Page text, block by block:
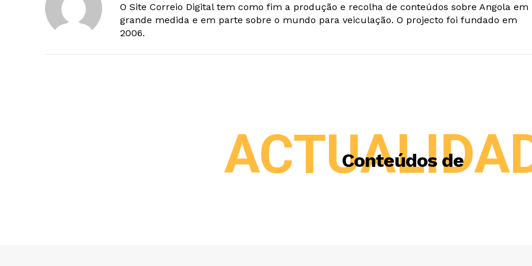
O Site Correio Digital tem como fim a produção e recolha de conteúdos sobre Angola em
grande medida e em parte sobre o mundo para veiculação. O projecto foi fundado em
2006.
Conteúdos de